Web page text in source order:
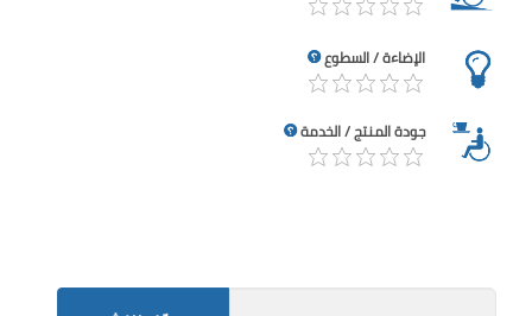
الإضاءة / السطوع
جودة المنتج / الخدمة